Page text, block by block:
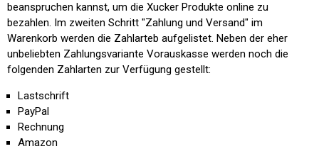
beanspruchen kannst, um die Xucker Produkte online zu
bezahlen. Im zweiten Schritt "Zahlung und Versand" im
Warenkorb werden die Zahlarteb aufgelistet. Neben der eher
unbeliebten Zahlungsvariante Vorauskasse werden noch die
folgenden Zahlarten zur Verfügung gestellt:
Lastschrift
PayPal
Rechnung
Amazon